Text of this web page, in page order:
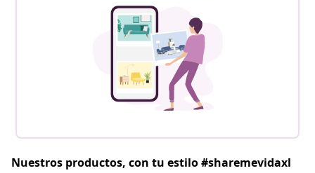
Nuestros productos, con tu estilo #sharemevidaxl